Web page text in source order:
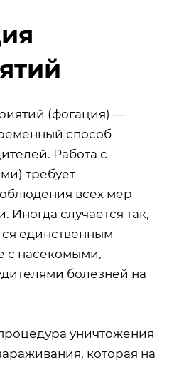
(фогация) —
способ
Работа с
требует
всех мер
Иногда случается так,
единственным
с насекомыми,
болезней на
уничтожения
которая на